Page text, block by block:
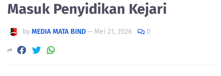
Masuk Penyidikan Kejari
byMEDIA MATA BIND— Mei 21, 2026 0